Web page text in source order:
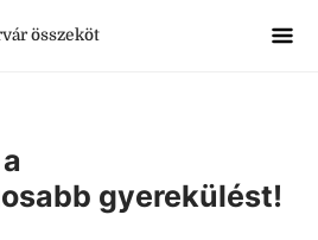
összeköt
gyerekülést!